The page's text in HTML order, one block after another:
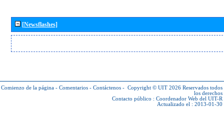
[Newsflashes]
Comienzo de la página - Comentarios - Contáctenos - Copyright © UIT 2026 Reservados todos
los derechos
Contacto público : Coordenador Web del UIT-R
Actualizado el : 2013-01-30